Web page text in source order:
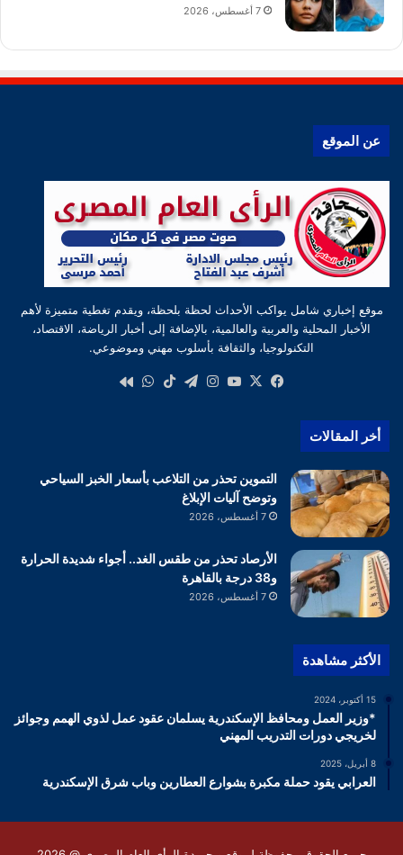
7 أغسطس، 2026
عن الموقع
موقع إخباري شامل يواكب الأحداث لحظة بلحظة، ويقدم تغطية متميزة لأهم
الأخبار المحلية والعربية والعالمية، بالإضافة إلى أخبار الرياضة، الاقتصاد،
التكنولوجيا، والثقافة بأسلوب مهني وموضوعي.
فيسبوك
‫X
‫YouTube
انستقرام
تيلقرام‫TikTokواتساب
أخر المقالات
التموين تحذر من التلاعب بأسعار الخبز السياحي
وتوضح آليات الإبلاغ
7 أغسطس، 2026
الأرصاد تحذر من طقس الغد.. أجواء شديدة الحرارة
و38 درجة بالقاهرة
7 أغسطس، 2026
الأكثر مشاهدة
15 أكتوبر، 2024
*وزير العمل ومحافظ الإسكندرية يسلمان عقود عمل لذوي الهمم وجوائز
لخريجي دورات التدريب المهني
8 أبريل، 2025
العرابي يقود حملة مكبرة بشوارع العطارين وباب شرق الإسكندرية